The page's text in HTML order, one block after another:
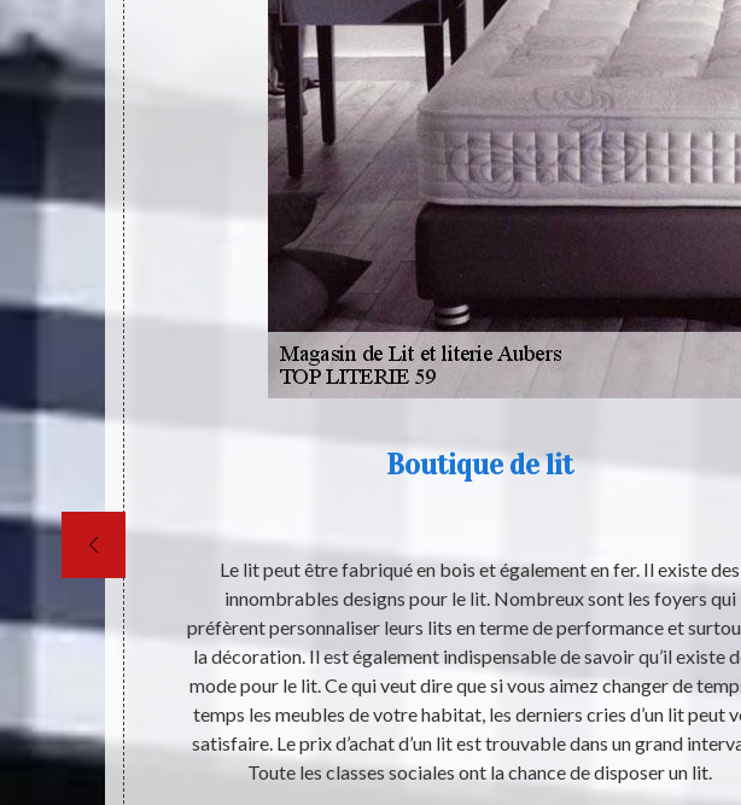
ses
les
stabilité de
Boutique de lit
Le lit peut être fabriqué en bois et également en fer. Il existe des
innombrables designs pour le lit. Nombreux sont les foyers qui
préfèrent personnaliser leurs lits en terme de performance et
la décoration. Il est également indispensable de savoir qu’il existe
mode pour le lit. Ce qui veut dire que si vous aimez changer de
temps les meubles de votre habitat, les derniers cries d’un lit peut
satisfaire. Le prix d’achat d’un lit est trouvable dans un grand
Toute les classes sociales ont la chance de disposer un lit.